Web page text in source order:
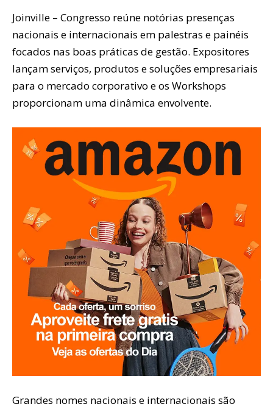
Joinville – Congresso reúne notórias presenças
nacionais e internacionais em palestras e painéis
focados nas boas práticas de gestão. Expositores
lançam serviços, produtos e soluções empresariais
para o mercado corporativo e os Workshops
proporcionam uma dinâmica envolvente.
Grandes nomes nacionais e internacionais são